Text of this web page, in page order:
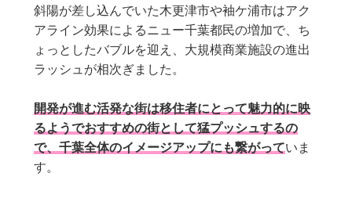
斜陽が差し込んでいた木更津市や袖ケ浦市はアク
アライン効果によるニュー千葉都民の増加で、ち
ょっとしたバブルを迎え、大規模商業施設の進出
ラッシュが相次ぎました。
開発が進む活発な街は移住者にとって魅力的に映
るようでおすすめの街として猛プッシュするの
で、千葉全体のイメージアップにも繋がっていま
す。